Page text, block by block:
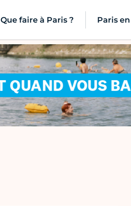
Que faire à Paris ? Paris